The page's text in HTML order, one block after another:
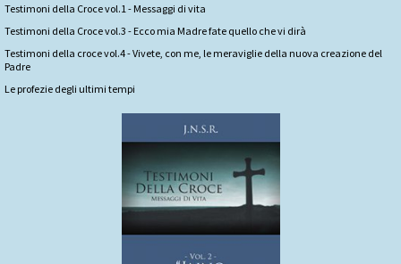
Testimoni della Croce vol.1 - Messaggi di vita
Testimoni della Croce vol.3 - Ecco mia Madre fate quello che vi dirà
Testimoni della croce vol.4 - Vivete, con me, le meraviglie della nuova creazione del
Padre
Le profezie degli ultimi tempi